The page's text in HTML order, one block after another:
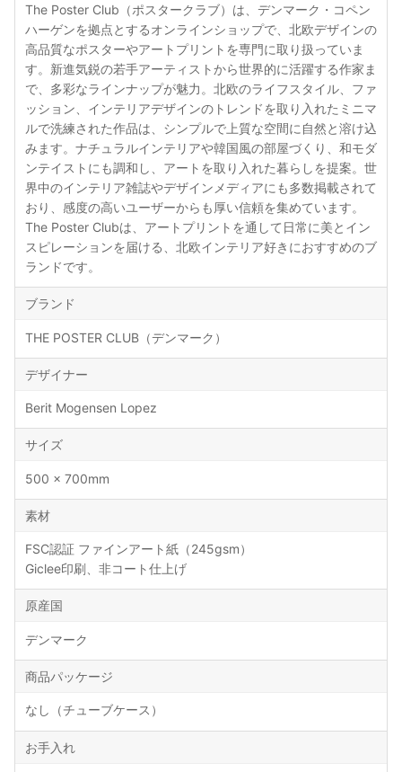
The Poster Club（ポスタークラブ）は、デンマーク・コペン
ハーゲンを拠点とするオンラインショップで、北欧デザインの
高品質なポスターやアートプリントを専門に取り扱っていま
す。新進気鋭の若手アーティストから世界的に活躍する作家ま
で、多彩なラインナップが魅力。北欧のライフスタイル、ファ
ッション、インテリアデザインのトレンドを取り入れたミニマ
ルで洗練された作品は、シンプルで上質な空間に自然と溶け込
みます。ナチュラルインテリアや韓国風の部屋づくり、和モダ
ンテイストにも調和し、アートを取り入れた暮らしを提案。世
界中のインテリア雑誌やデザインメディアにも多数掲載されて
おり、感度の高いユーザーからも厚い信頼を集めています。
The Poster Clubは、アートプリントを通して日常に美とイン
スピレーションを届ける、北欧インテリア好きにおすすめのブ
ランドです。
ブランド
THE POSTER CLUB（デンマーク）
デザイナー
Berit Mogensen Lopez
サイズ
500 × 700mm
素材
FSC認証 ファインアート紙（245gsm）
Giclee印刷、非コート仕上げ
原産国
デンマーク
商品パッケージ
なし（チューブケース）
お手入れ